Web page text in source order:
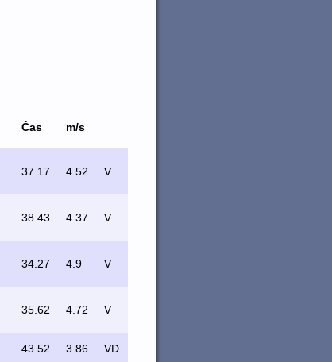
Čas m/s
37.17 4.52 V
38.43 4.37 V
34.27 4.9 V
35.62 4.72 V
43.52 3.86 VD